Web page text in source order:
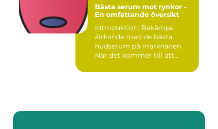
Bästa serum mot rynkor -
En omfattande översikt
Introduktion: Bekämpa
åldrande med de bästa
hudserum på marknaden
När det kommer till att